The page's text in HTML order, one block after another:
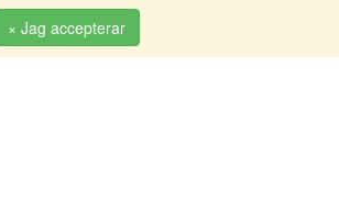
Serviceinredningar
Tillbehörs artiklar
× Jag accepterar